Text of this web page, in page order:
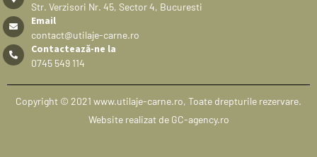
Str. Verzisori Nr. 45, Sector 4, Bucuresti
Email
contact@utilaje-carne.ro
Contactează-ne la
0745 549 114
Copyright © 2021 www.utilaje-carne.ro, Toate drepturile rezervare.
Website realizat de GC-agency.ro